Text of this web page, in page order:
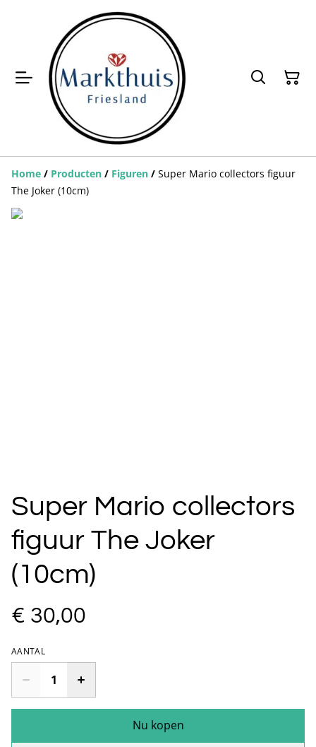
Home / Producten / Figuren / Super Mario collectors figuur
The Joker (10cm)
Super Mario collectors
figuur The Joker
(10cm)
€ 30,00
AANTAL
Nu kopen